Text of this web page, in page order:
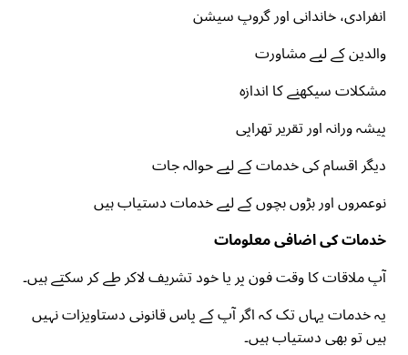
انفرادی، خاندانی اور گروپ سیشن
والدین کے لیے مشاورت
مشکلات سیکھنے کا اندازہ
پیشہ ورانہ اور تقریر تھراپی
دیگر اقسام کی خدمات کے لیے حوالہ جات
نوعمروں اور بڑوں بچوں کے لیے خدمات دستیاب ہیں
خدمات کی اضافی معلومات
آپ ملاقات کا وقت فون پر یا خود تشریف لاکر طے کر سکتے ہیں۔
یہ خدمات یہاں تک کہ اگر آپ کے پاس قانونی دستاویزات نہیں
ہیں تو بھی دستیاب ہیں۔